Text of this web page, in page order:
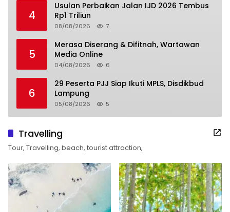
4
Usulan Perbaikan Jalan IJD 2026 Tembus
Rp1 Triliun
08/08/2026 7
5
Merasa Diserang & Difitnah, Wartawan
Media Online
04/08/2026 6
6
29 Peserta PJJ Siap Ikuti MPLS, Disdikbud
Lampung
05/08/2026 5
Travelling
Tour, Travelling, beach, tourist attraction,